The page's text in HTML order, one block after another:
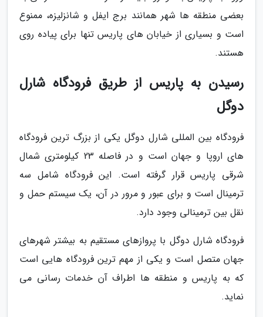
بعضی منطقه ها شهر همانند برج ایفل و شانزلیزه، ممنوع
است و بسیاری از خیابان های پاریس تنها برای پیاده روی
هستند.
رسیدن به پاریس از طریق فرودگاه شارل
دوگل
فرودگاه بین المللی شارل دوگل یکی از بزرگ ترین فرودگاه
های اروپا و جهان است و در فاصله 23 کیلومتری شمال
شرقی پاریس قرار گرفته است. این فرودگاه شامل سه
ترمینال است و برای عبور و مرور در آن، یک سیستم حمل و
نقل بین ترمینالی وجود دارد.
فرودگاه شارل دوگل با پروازهای مستقیم به بیشتر شهرهای
جهان متصل است و یکی از مهم ترین فرودگاه هایی است
که به پاریس و منطقه ها اطراف آن خدمات رسانی می
نماید.